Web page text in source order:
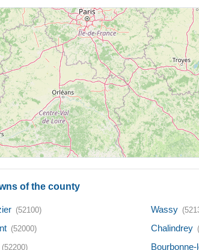
of the county
(52100)
(52000)
(52200)
Wassy
Chalindrey